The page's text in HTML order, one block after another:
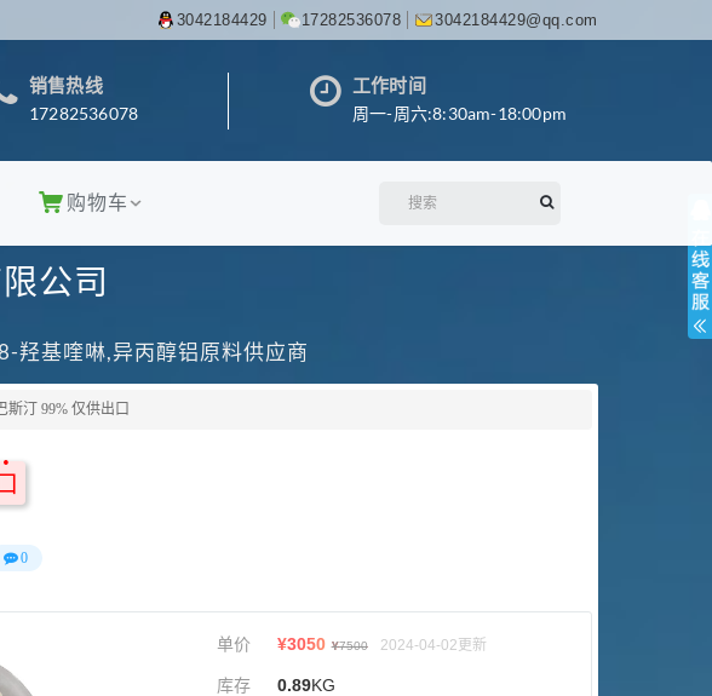
3042184429 17282536078 3042184429@qq.com
销售热线
17282536078
工作时间
周一-周六:8:30am-18:00pm
购物车
公司
羟基喹啉,异丙醇铝原料供应商
斯汀 99% 仅供出口
0
单价 ¥3050 ¥7500 2024-04-02更新
库存 0.89KG